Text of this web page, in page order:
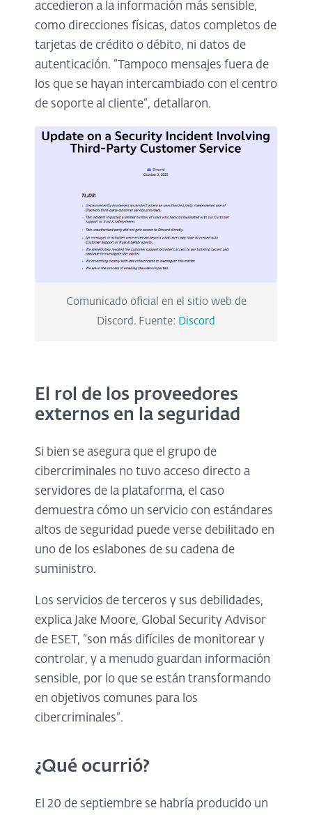
accedieron a la información más sensible,
como direcciones físicas, datos completos de
tarjetas de crédito o débito, ni datos de
autenticación. “Tampoco mensajes fuera de
los que se hayan intercambiado con el centro
de soporte al cliente”, detallaron.
Comunicado oficial en el sitio web de
Discord. Fuente: Discord
El rol de los proveedores
externos en la seguridad
Si bien se asegura que el grupo de
cibercriminales no tuvo acceso directo a
servidores de la plataforma, el caso
demuestra cómo un servicio con estándares
altos de seguridad puede verse debilitado en
uno de los eslabones de su cadena de
suministro.
Los servicios de terceros y sus debilidades,
explica Jake Moore, Global Security Advisor
de ESET, “son más difíciles de monitorear y
controlar, y a menudo guardan información
sensible, por lo que se están transformando
en objetivos comunes para los
cibercriminales”.
¿Qué ocurrió?
El 20 de septiembre se habría producido un